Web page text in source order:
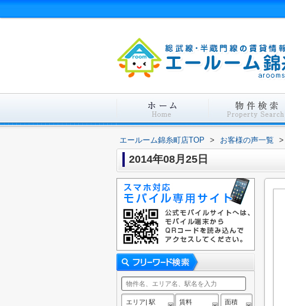
エールーム錦糸町店TOP > お客様の声一覧 >
2014年08月25日
エリア| 駅 賃料 面積